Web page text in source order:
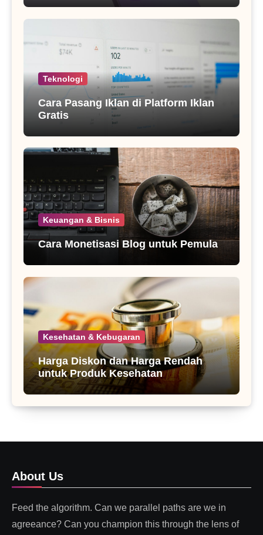
Teknologi
Cara Pasang Iklan di Platform Iklan
Gratis
Keuangan & Bisnis
Cara Monetisasi Blog untuk Pemula
Kesehatan & Kebugaran
Harga Diskon dan Harga Rendah
untuk Produk Kesehatan
About Us
Feed the algorithm. Can we parallel paths are we in
agreeance? Can you champion this through the lens of